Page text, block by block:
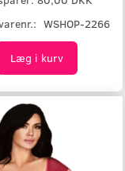
WSHOP-2266
Læg i kurv